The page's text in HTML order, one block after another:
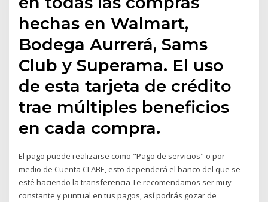
hechas en Walmart,
Bodega Aurrerá, Sams
Club y Superama. El uso
de esta tarjeta de crédito
trae múltiples beneficios
en cada compra.
El pago puede realizarse como "Pago de servicios" o por
medio de Cuenta CLABE, esto dependerá el banco del que se
esté haciendo la transferencia Te recomendamos ser muy
constante y puntual en tus pagos, así podrás gozar de